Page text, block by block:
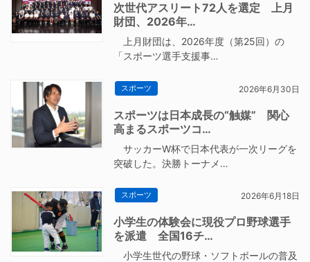
次世代アスリート72人を選定 上月
財団、2026年…
上月財団は、2026年度（第25回）の
「スポーツ選手支援事…
スポーツ 2026年6月30日
スポーツは日本成長の“触媒” 関心
高まるスポーツコ…
サッカーW杯で日本代表が一次リーグを
突破した。決勝トーナメ…
スポーツ 2026年6月18日
小学生の体験会に現役プロ野球選手
を派遣 全国16チ…
小学生世代の野球・ソフトボールの普及